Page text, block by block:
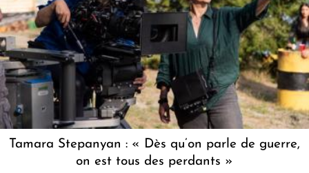
Tamara Stepanyan : « Dès qu’on parle de guerre,
on est tous des perdants »